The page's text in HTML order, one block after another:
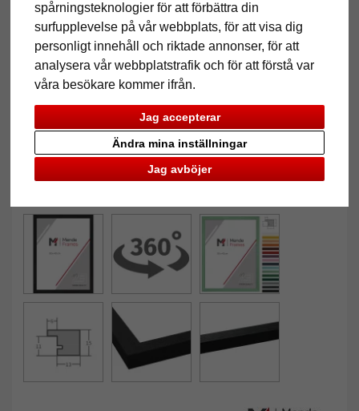
spårningsteknologier för att förbättra din
surfupplevelse på vår webbplats, för att visa dig
personligt innehåll och riktade annonser, för att
analysera vår webbplatstrafik och för att förstå var
våra besökare kommer ifrån.
Jag accepterar
Jag avböjer
Ändra mina inställningar
Tillbaka